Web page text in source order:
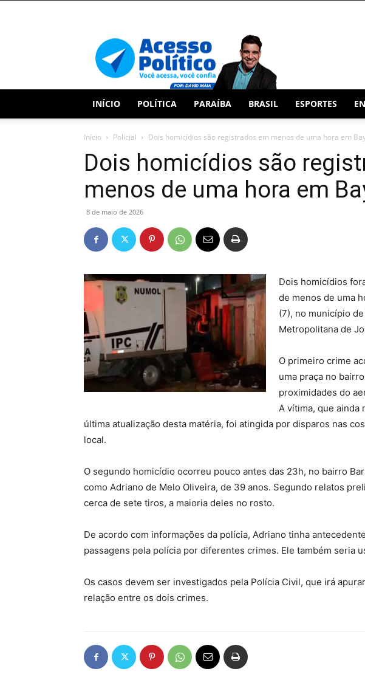
INÍCIO POLÍTICA PARAÍBA BRASIL ESPORTES
Início Policial Dois homicídios são registrados em menos de uma hora em
Dois homicídios são
menos de uma hora em
8 de maio de 2026
Dois homicídios
de menos de uma
(7), no município
Metropolitana de
O primeiro crime
uma praça no
proximidades do
A vítima, que ainda
última atualização desta matéria, foi atingida por disparos nas
local.
O segundo homicídio ocorreu pouco antes das 23h, no bairro
como Adriano de Melo Oliveira, de 39 anos. Segundo relatos
cerca de sete tiros, a maioria deles no rosto.
De acordo com informações da polícia, Adriano tinha
passagens pela polícia por diferentes crimes. Ele também seria
Os casos devem ser investigados pela Polícia Civil, que irá
relação entre os dois crimes.